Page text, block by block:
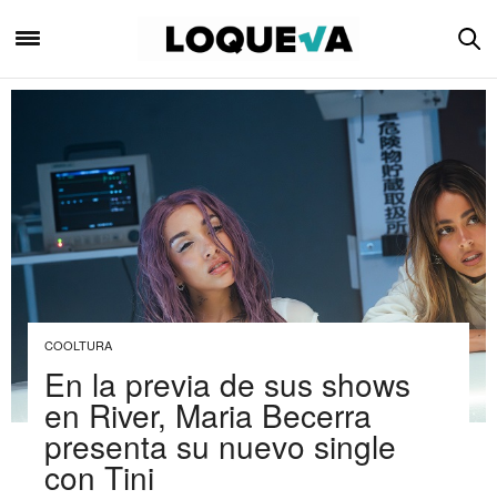
COOLTURA
En la previa de sus shows
en River, Maria Becerra
presenta su nuevo single
con Tini